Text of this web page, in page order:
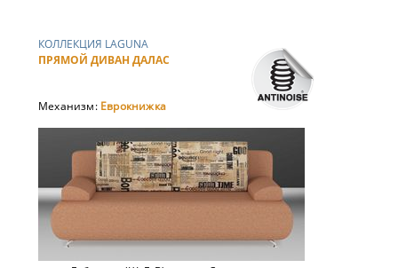
КОЛЛЕКЦИЯ LAGUNA
ПРЯМОЙ ДИВАН ДАЛАС
Механизм: Еврокнижка